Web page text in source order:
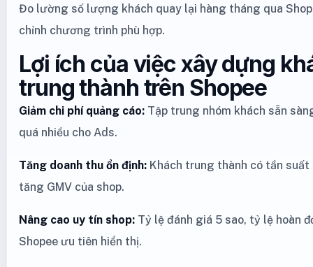
Đo lường số lượng khách quay lại hàng tháng qua
chỉnh chương trình phù hợp.
Lợi ích của việc xây dựng
trung thành trên Shopee
Giảm chi phí quảng cáo: Tập trung nhóm khách sẵn
quá nhiều cho Ads.
Tăng doanh thu ổn định: Khách trung thành có tần suất
tăng GMV của shop.
Nâng cao uy tín shop: Tỷ lệ đánh giá 5 sao, tỷ lệ hoàn
Shopee ưu tiên hiển thị.